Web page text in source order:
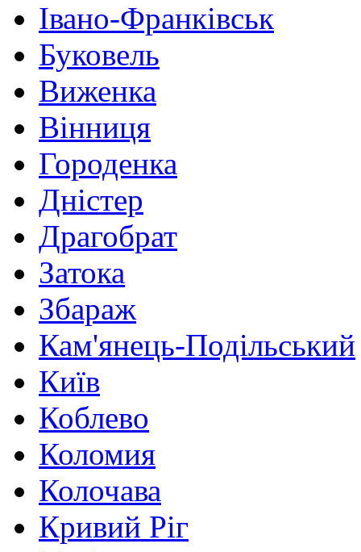
Івано-Франківськ
Буковель
Виженка
Вінниця
Городенка
Дністер
Драгобрат
Затока
Збараж
Кам'янець-Подільський
Київ
Коблево
Коломия
Колочава
Кривий Ріг